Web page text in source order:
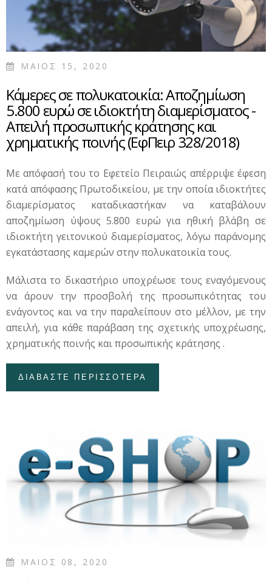
ΜΑΙΟΣ 15, 2020
Κάμερες σε πολυκατοικία: Αποζημίωση
5.800 ευρώ σε ιδιοκτήτη διαμερίσματος -
Απειλή προσωπικής κράτησης και
χρηματικής ποινής (ΕφΠειρ 328/2018)
Με απόφασή του το Εφετείο Πειραιώς απέρριψε έφεση
κατά απόφασης Πρωτοδικείου, με την οποία ιδιοκτήτες
διαμερίσματος καταδικαστήκαν να καταβάλουν
αποζημίωση ύψους 5.800 ευρώ για ηθική βλάβη σε
ιδιοκτήτη γειτονικού διαμερίσματος, λόγω παράνομης
εγκατάστασης καμερών στην πολυκατοικία τους.
Μάλιστα το δικαστήριο υποχρέωσε τους εναγόμενους
να άρουν την προσβολή της προσωπικότητας του
ενάγοντος και να την παραλείπουν στο μέλλον, με την
απειλή, για κάθε παράβαση της σχετικής υποχρέωσης,
χρηματικής ποινής και προσωπικής κράτησης .
ΔΙΑΒΑΣΤΕ ΠΕΡΙΣΣΟΤΕΡΑ
ΠΟΛΥΚΑΤΟΙΚΙΑ:
ΔΙΑΜΕΡΙΣΜΑΤΟΣ -
ΑΠΕΙΛΗ ΠΡΟΣΩΠΙΚΗΣ
ΚΡΑΤΗΣΗΣ ΚΑΙ
ΧΡΗΜΑΤΙΚΗΣ ΠΟΙΝΗΣ
ΜΑΙΟΣ 08, 2020